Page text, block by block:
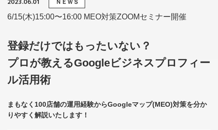
ＮＥＷＳ
6/15(木)15:00〜16:00 MEO対策ZOOMセミナー開催
登録だけではもったいない？
プロが教えるGoogleビジネスプロフィー
ル活用術
まもなく100店舗の運用経験からGoogleマップ(MEO)対策を分か
りやすく解説いたします！